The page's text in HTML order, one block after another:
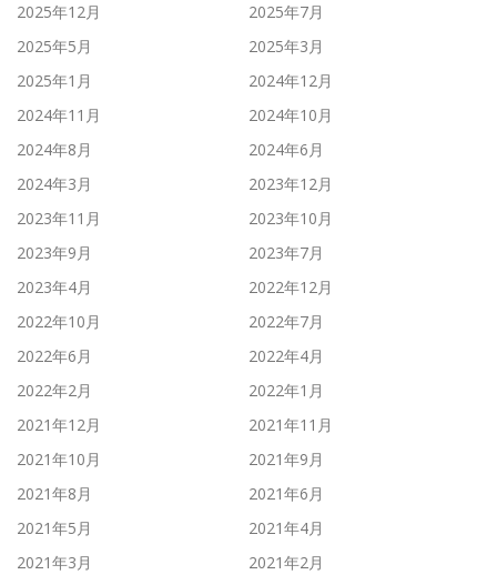
2025年12月
2025年7月
2025年5月
2025年3月
2025年1月
2024年12月
2024年11月
2024年10月
2024年8月
2024年6月
2024年3月
2023年12月
2023年11月
2023年10月
2023年9月
2023年7月
2023年4月
2022年12月
2022年10月
2022年7月
2022年6月
2022年4月
2022年2月
2022年1月
2021年12月
2021年11月
2021年10月
2021年9月
2021年8月
2021年6月
2021年5月
2021年4月
2021年3月
2021年2月